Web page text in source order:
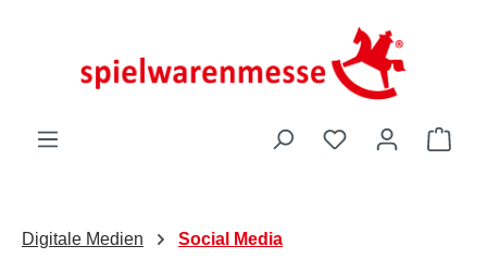
Du hast 0
Digitale Medien Social Media